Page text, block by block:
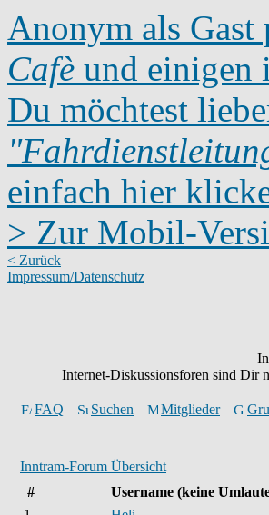
Anonym als
Cafè und einigen
Du möchtest
einfach hier
> Zur Mobil-
< Zurück
Impressum/Datenschutz
Internet-Diskussionsforen sind Dir
FAQ Suchen Mitglieder
Inntram-Forum Übersicht
#
Username (keine